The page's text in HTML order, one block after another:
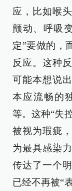
应，比如喉
颤动、呼吸
定”要做的，
反应。这种
可能本想说
本应流畅的
等。这种“失
被视为瑕疵
为最具感染
传达了一个
已经不再被“